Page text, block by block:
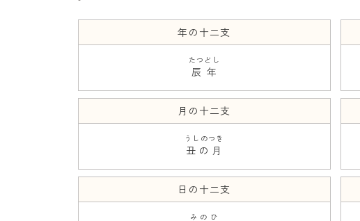
年の十二支
辰年
たつどし
月の十二支
丑の月
うしのつき
日の十二支
みのひ